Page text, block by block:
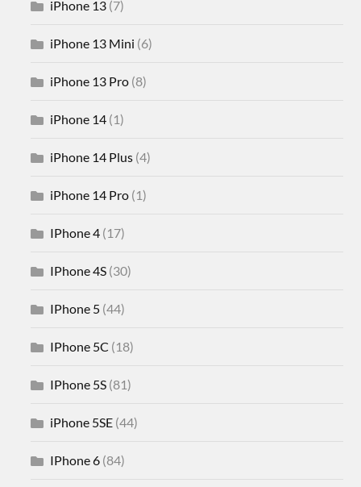
iPhone 13 (7)
iPhone 13 Mini (6)
iPhone 13 Pro (8)
iPhone 14 (1)
iPhone 14 Plus (4)
iPhone 14 Pro (1)
IPhone 4 (17)
IPhone 4S (30)
IPhone 5 (44)
IPhone 5C (18)
IPhone 5S (81)
iPhone 5SE (44)
IPhone 6 (84)